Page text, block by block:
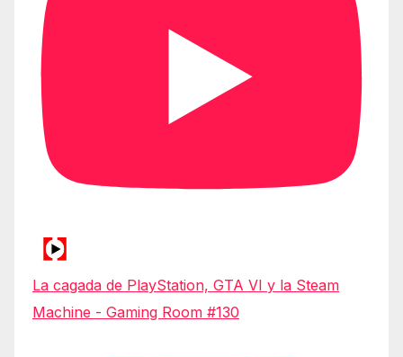
La cagada de PlayStation, GTA VI y la Steam
Machine - Gaming Room #130